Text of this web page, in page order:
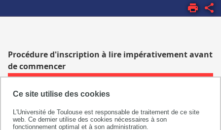
Ce site utilise des cookies
L'Université de Toulouse est responsable de traitement de ce site
web. Ce dernier utilise des cookies nécessaires à son
fonctionnement optimal et à son administration.
CANDIDATURES
Procédure d'inscription à lire impérativement avant
de commencer
3 - VÉRIFICATION DE VOTRE INSCRIPTION